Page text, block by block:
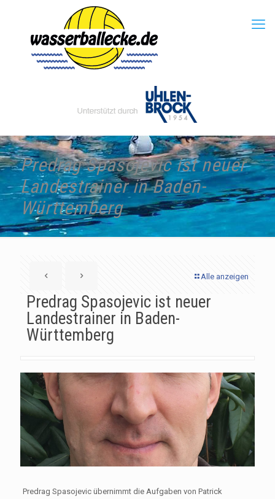
Predrag Spasojevic ist neuer
Landestrainer in Baden-
Württemberg
Alle anzeigen
Predrag Spasojevic ist neuer
Landestrainer in Baden-
Württemberg
Predrag Spasojevic übernimmt die Aufgaben von Patrick